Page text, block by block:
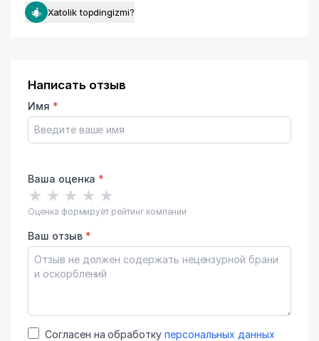
Xatolik topdingizmi?
Написать отзыв
Имя *
Ваша оценка *
★ ★ ★ ★ ★
Оценка формирует рейтинг компании
Ваш отзыв *
Согласен на обработку персональных данных